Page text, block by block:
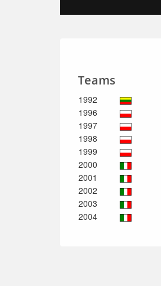
Teams
1992
1996
1997
1998
1999
2000
2001
2002
2003
2004